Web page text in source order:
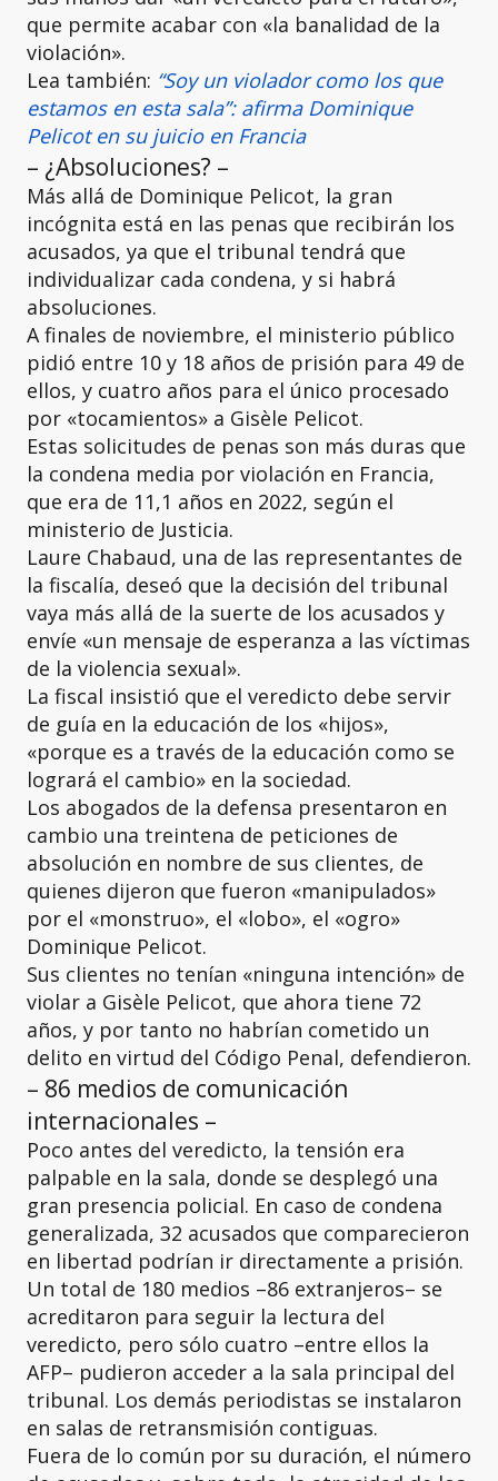
que permite acabar con «la banalidad de la
violación».
Lea también: “Soy un violador como los que
estamos en esta sala”: afirma Dominique
Pelicot en su juicio en Francia
– ¿Absoluciones? –
Más allá de Dominique Pelicot, la gran
incógnita está en las penas que recibirán los
acusados, ya que el tribunal tendrá que
individualizar cada condena, y si habrá
absoluciones.
A finales de noviembre, el ministerio público
pidió entre 10 y 18 años de prisión para 49 de
ellos, y cuatro años para el único procesado
por «tocamientos» a Gisèle Pelicot.
Estas solicitudes de penas son más duras que
la condena media por violación en Francia,
que era de 11,1 años en 2022, según el
ministerio de Justicia.
Laure Chabaud, una de las representantes de
la fiscalía, deseó que la decisión del tribunal
vaya más allá de la suerte de los acusados y
envíe «un mensaje de esperanza a las víctimas
de la violencia sexual».
La fiscal insistió que el veredicto debe servir
de guía en la educación de los «hijos»,
«porque es a través de la educación como se
logrará el cambio» en la sociedad.
Los abogados de la defensa presentaron en
cambio una treintena de peticiones de
absolución en nombre de sus clientes, de
quienes dijeron que fueron «manipulados»
por el «monstruo», el «lobo», el «ogro»
Dominique Pelicot.
Sus clientes no tenían «ninguna intención» de
violar a Gisèle Pelicot, que ahora tiene 72
años, y por tanto no habrían cometido un
delito en virtud del Código Penal, defendieron.
– 86 medios de comunicación
internacionales –
Poco antes del veredicto, la tensión era
palpable en la sala, donde se desplegó una
gran presencia policial. En caso de condena
generalizada, 32 acusados que comparecieron
en libertad podrían ir directamente a prisión.
Un total de 180 medios –86 extranjeros– se
acreditaron para seguir la lectura del
veredicto, pero sólo cuatro –entre ellos la
AFP– pudieron acceder a la sala principal del
tribunal. Los demás periodistas se instalaron
en salas de retransmisión contiguas.
Fuera de lo común por su duración, el número